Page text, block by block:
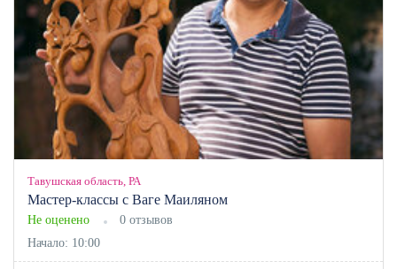
Тавушская область, РА
Мастер-классы с Ваге Маиляном
Не оценено
0 отзывов
Начало: 10:00